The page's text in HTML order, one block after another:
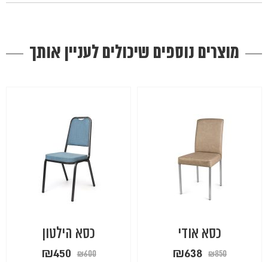
מוצרים נוספים שיכולים לעניין אותך
כסא אודי
₪850
המחיר
₪638
כסא הילטון
₪600
המחיר
₪450